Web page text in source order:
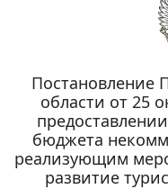
Постановление
области от 25
бюджета
реализующим
развитие